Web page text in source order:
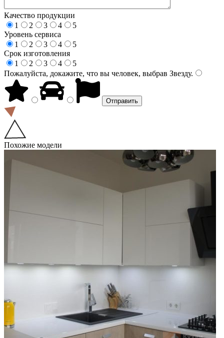
Качество продукции
1
2 3 4
5
Уровень сервиса
1
2 3 4
5
Срок изготовления
1
2 3 4
5
Пожалуйста, докажите, что вы человек, выбрав Звезду.
Похожие модели